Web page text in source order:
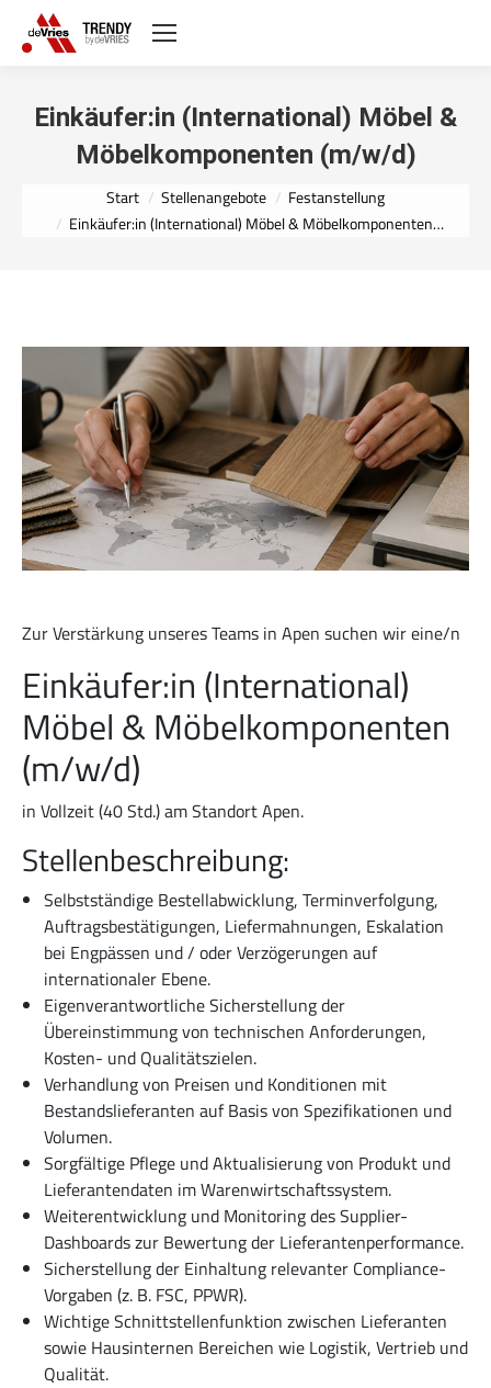
Einkäufer:in (International) Möbel &
Möbelkomponenten (m/w/d)
Sie befinden sich hier:
Start Stellenangebote
Festanstellung
Einkäufer:in (International) Möbel & Möbelkomponenten…
Zur Verstärkung unseres Teams in Apen suchen wir eine/n
Einkäufer:in (International)
Möbel & Möbelkomponenten
(m/w/d)
in Vollzeit (40 Std.) am Standort Apen.
Stellenbeschreibung:
Selbstständige Bestellabwicklung, Terminverfolgung,
Auftragsbestätigungen, Liefermahnungen, Eskalation
bei Engpässen und / oder Verzögerungen auf
internationaler Ebene.
Eigenverantwortliche Sicherstellung der
Übereinstimmung von technischen Anforderungen,
Kosten- und Qualitätszielen.
Verhandlung von Preisen und Konditionen mit
Bestandslieferanten auf Basis von Spezifikationen und
Volumen.
Sorgfältige Pflege und Aktualisierung von Produkt und
Lieferantendaten im Warenwirtschaftssystem.
Weiterentwicklung und Monitoring des Supplier-
Dashboards zur Bewertung der Lieferantenperformance.
Sicherstellung der Einhaltung relevanter Compliance-
Vorgaben (z. B. FSC, PPWR).
Wichtige Schnittstellenfunktion zwischen Lieferanten
sowie Hausinternen Bereichen wie Logistik, Vertrieb und
Qualität.